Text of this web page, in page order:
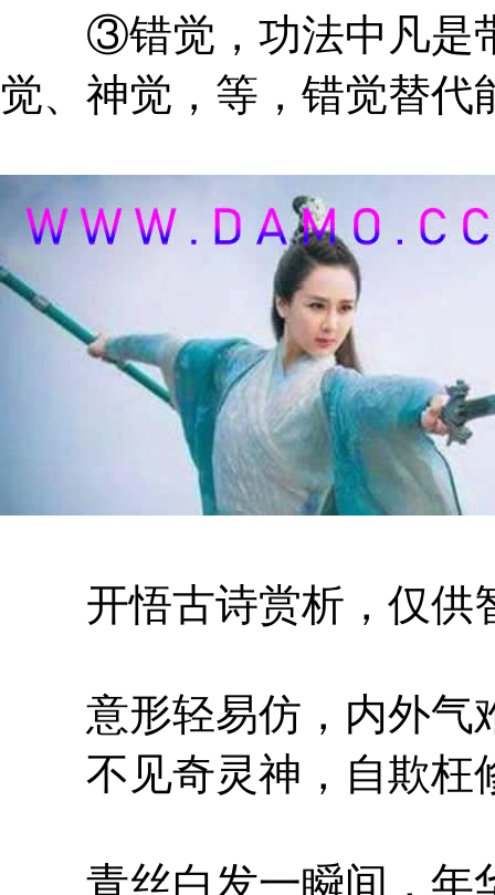
③错觉，功法中凡是带
觉、神觉，等，错觉替
开悟古诗赏析，仅供
意形轻易仿，内外气
不见奇灵神，自欺枉
青丝白发一瞬间，年